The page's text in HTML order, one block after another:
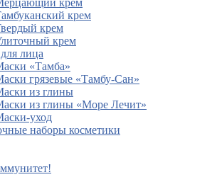
крем
крем
крем
крем
лица
«Тамба»
грязевые «Тамбу-Сан»
из глины
из глины «Море Лечит»
уход
наборы косметики